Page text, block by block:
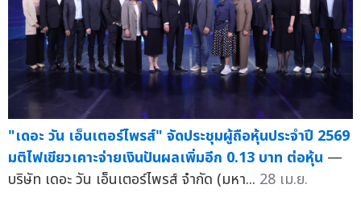
"เดอะ วัน เอ็นเตอร์ไพรส์" จัดประชุมผู้ถือหุ้นประจำปี 2569
มติไฟเขียวเคาะจ่ายเงินปันผลเพิ่มอีก 0.13 บาท ต่อหุ้น —
บริษัท เดอะ วัน เอ็นเตอร์ไพรส์ จำกัด (มหา... 28 เม.ย.